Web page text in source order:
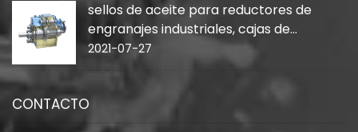
sellos de aceite para reductores de
engranajes industriales, cajas de
cambios
2021-07-27
CONTACTO